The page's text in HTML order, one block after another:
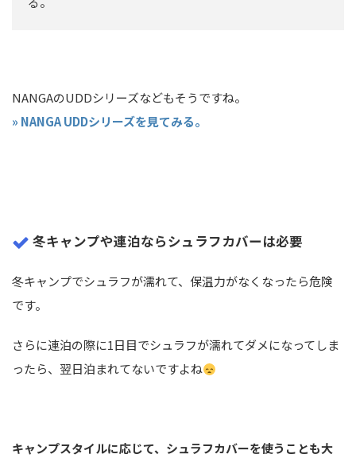
NANGAのUDDシリーズなどもそうですね。
» NANGA UDDシリーズを見てみる。
冬キャンプや連泊ならシュラフカバーは必要
冬キャンプでシュラフが濡れて、保温力がなくなったら危険
です。
さらに連泊の際に1日目でシュラフが濡れてダメになってしま
ったら、翌日泊まれてないですよね
キャンプスタイルに応じて、シュラフカバーを使うことも大